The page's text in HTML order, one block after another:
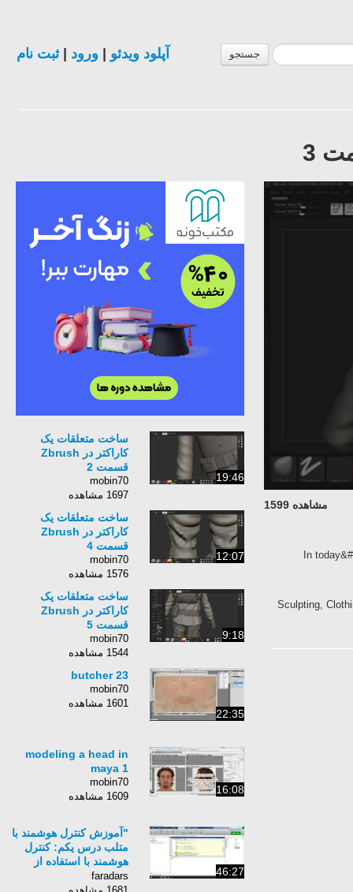
جستجو آپلود ویدئو ورود |ثبت نام
مشاهده 1599
In
Sculpting,
19:46
ساخت متعلقات یک
کاراکتر در Zbrush
قسمت 2
mobin70
1697 مشاهده
12:07
ساخت متعلقات یک
کاراکتر در Zbrush
قسمت 4
mobin70
1576 مشاهده
9:18
ساخت متعلقات یک
کاراکتر در Zbrush
قسمت 5
mobin70
1544 مشاهده
22:35
butcher 23
mobin70
1601 مشاهده
16:08
modeling a head in
maya 1
mobin70
1609 مشاهده
46:27
"آموزش کنترل هوشمند با
متلب درس یکم: کنترل
هوشمند با استفاده از
کنترل تطبیقی خودتنظیم
faradars